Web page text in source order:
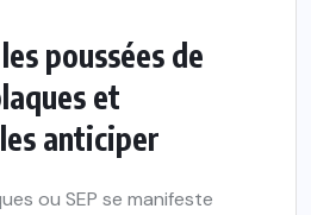
poussées de
et
anticiper
ou SEP se manifeste